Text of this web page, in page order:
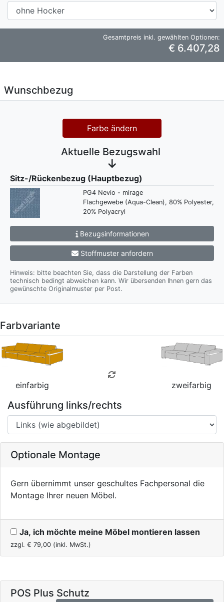
Gesamtpreis inkl. gewählten Optionen:
€ 6.407,28
Wunschbezug
Farbe ändern
Aktuelle Bezugswahl
Sitz-/Rückenbezug (Hauptbezug)
PG4 Nevio - mirage
Flachgewebe (Aqua-Clean), 80% Polyester,
20% Polyacryl
Bezugsinformationen
Stoffmuster anfordern
Hinweis: bitte beachten Sie, dass die Darstellung der Farben
technisch bedingt abweichen kann. Wir übersenden Ihnen gern das
gewünschte Originalmuster per Post.
Farbvariante
einfarbig zweifarbig
Ausführung links/rechts
Optionale Montage
Gern übernimmt unser geschultes Fachpersonal die
Montage Ihrer neuen Möbel.
Ja, ich möchte meine Möbel montieren lassen
zzgl. € 79,00 (inkl. MwSt.)
POS Plus Schutz